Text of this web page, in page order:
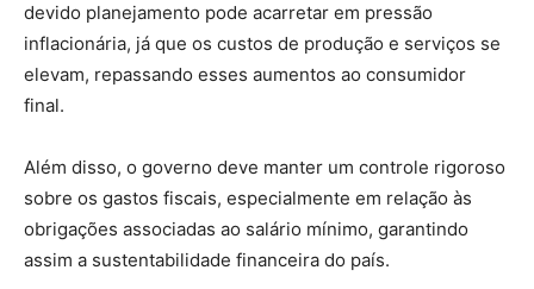
devido planejamento pode acarretar em pressão
inflacionária, já que os custos de produção e serviços se
elevam, repassando esses aumentos ao consumidor
final.
Além disso, o governo deve manter um controle rigoroso
sobre os gastos fiscais, especialmente em relação às
obrigações associadas ao salário mínimo, garantindo
assim a sustentabilidade financeira do país.